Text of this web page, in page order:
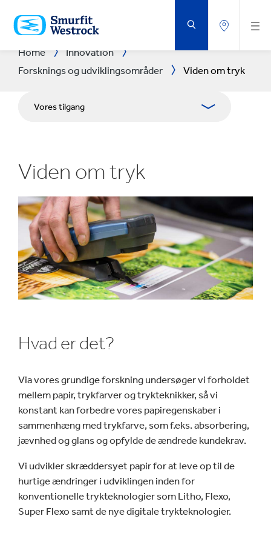
DIREKTE
TIL
HOVEDINDHOLDET
Home
Innovation
Forsknings og udviklingsområder
Viden om tryk
Vores tilgang
Forsknings- og udviklingscentre
Experience Centres
Værktøjer
Case studies
Viden om tryk
Hvad er det?
Via vores grundige forskning undersøger vi forholdet
mellem papir, trykfarver og trykteknikker, så vi
konstant kan forbedre vores papiregenskaber i
sammenhæng med trykfarve, som f.eks. absorbering,
jævnhed og glans og opfylde de ændrede kundekrav.
Vi udvikler skræddersyet papir for at leve op til de
hurtige ændringer i udviklingen inden for
konventionelle trykteknologier som Litho, Flexo,
Super Flexo samt de nye digitale trykteknologier.